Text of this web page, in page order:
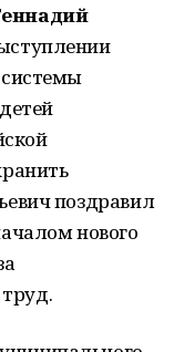
поздравил
нового